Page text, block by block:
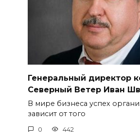
Генеральный директор
Северный Ветер Иван
В мире бизнеса успех
зависит от того
0 442